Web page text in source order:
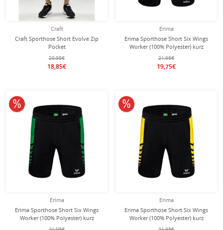
Craft
Craft Sporthose Short Evolve Zip
Pocket
(leicht,Reissverschlusstaschen) kurz
navyblau Herren
20,95€
18,85€
Erima
Erima Sporthose Short Six Wings
Worker (100% Polyester) kurz
schwarz/grau Herren
21,95€
19,75€
Erima
Erima Sporthose Short Six Wings
Worker (100% Polyester) kurz
schwarz/smaragdgrün Herren
10% reduziert
Erima
Erima Sporthose Short Six Wings
Worker (100% Polyester) kurz
schwarz/gelb Herren
10% reduziert